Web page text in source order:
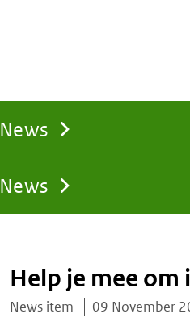
News
News
Help je mee
News item 09 November